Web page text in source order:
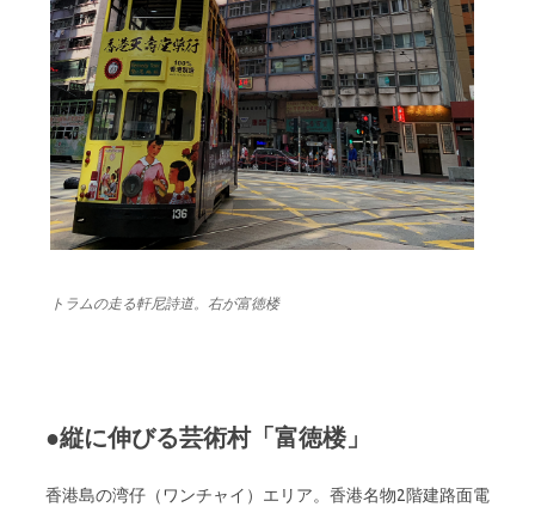
トラムの走る軒尼詩道。右が富徳楼
●縦に伸びる芸術村「富徳楼」
香港島の湾仔（ワンチャイ）エリア。香港名物2階建路面電